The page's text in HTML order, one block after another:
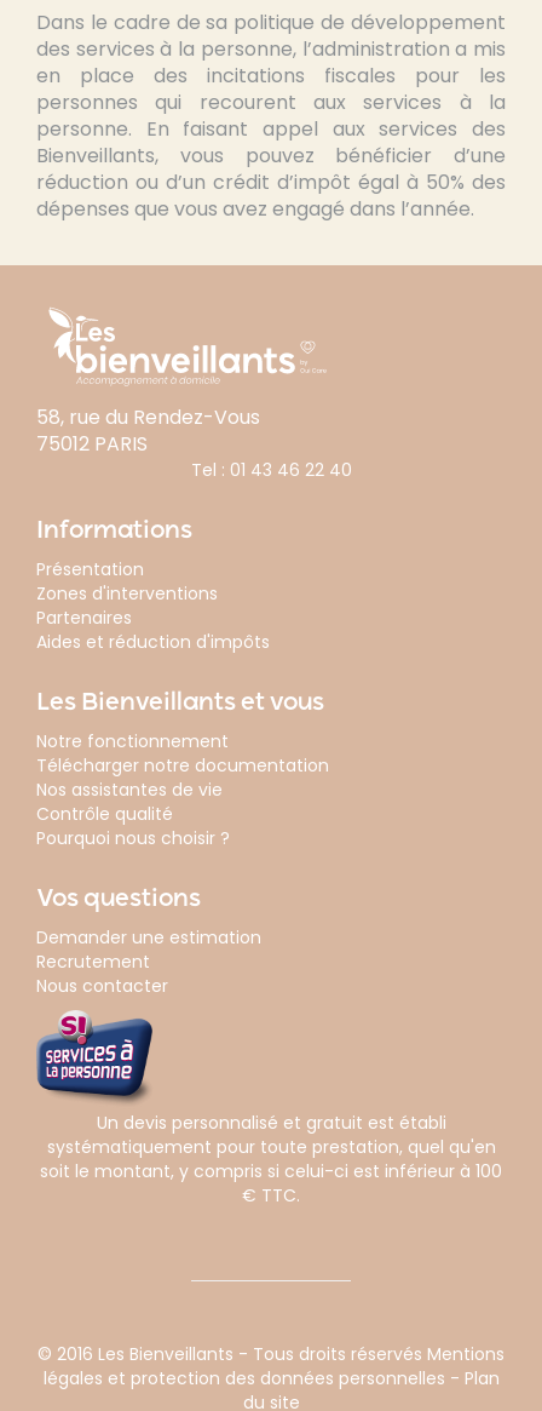
Dans le cadre de sa politique de développement
des services à la personne, l’administration a mis
en place des incitations fiscales pour les
personnes qui recourent aux services à la
personne. En faisant appel aux services des
Bienveillants, vous pouvez bénéficier d’une
réduction ou d’un crédit d’impôt égal à 50% des
dépenses que vous avez engagé dans l’année.
58, rue du Rendez-Vous
75012 PARIS
Tel : 01 43 46 22 40
Informations
Présentation
Zones d'interventions
Partenaires
Aides et réduction d'impôts
Les Bienveillants et vous
Notre fonctionnement
Télécharger notre documentation
Nos assistantes de vie
Contrôle qualité
Pourquoi nous choisir ?
Vos questions
Demander une estimation
Recrutement
Nous contacter
Un devis personnalisé et gratuit est établi
systématiquement pour toute prestation, quel qu'en
soit le montant, y compris si celui-ci est inférieur à 100
€ TTC.
© 2016 Les Bienveillants - Tous droits réservés Mentions
légales et protection des données personnelles - Plan
du site